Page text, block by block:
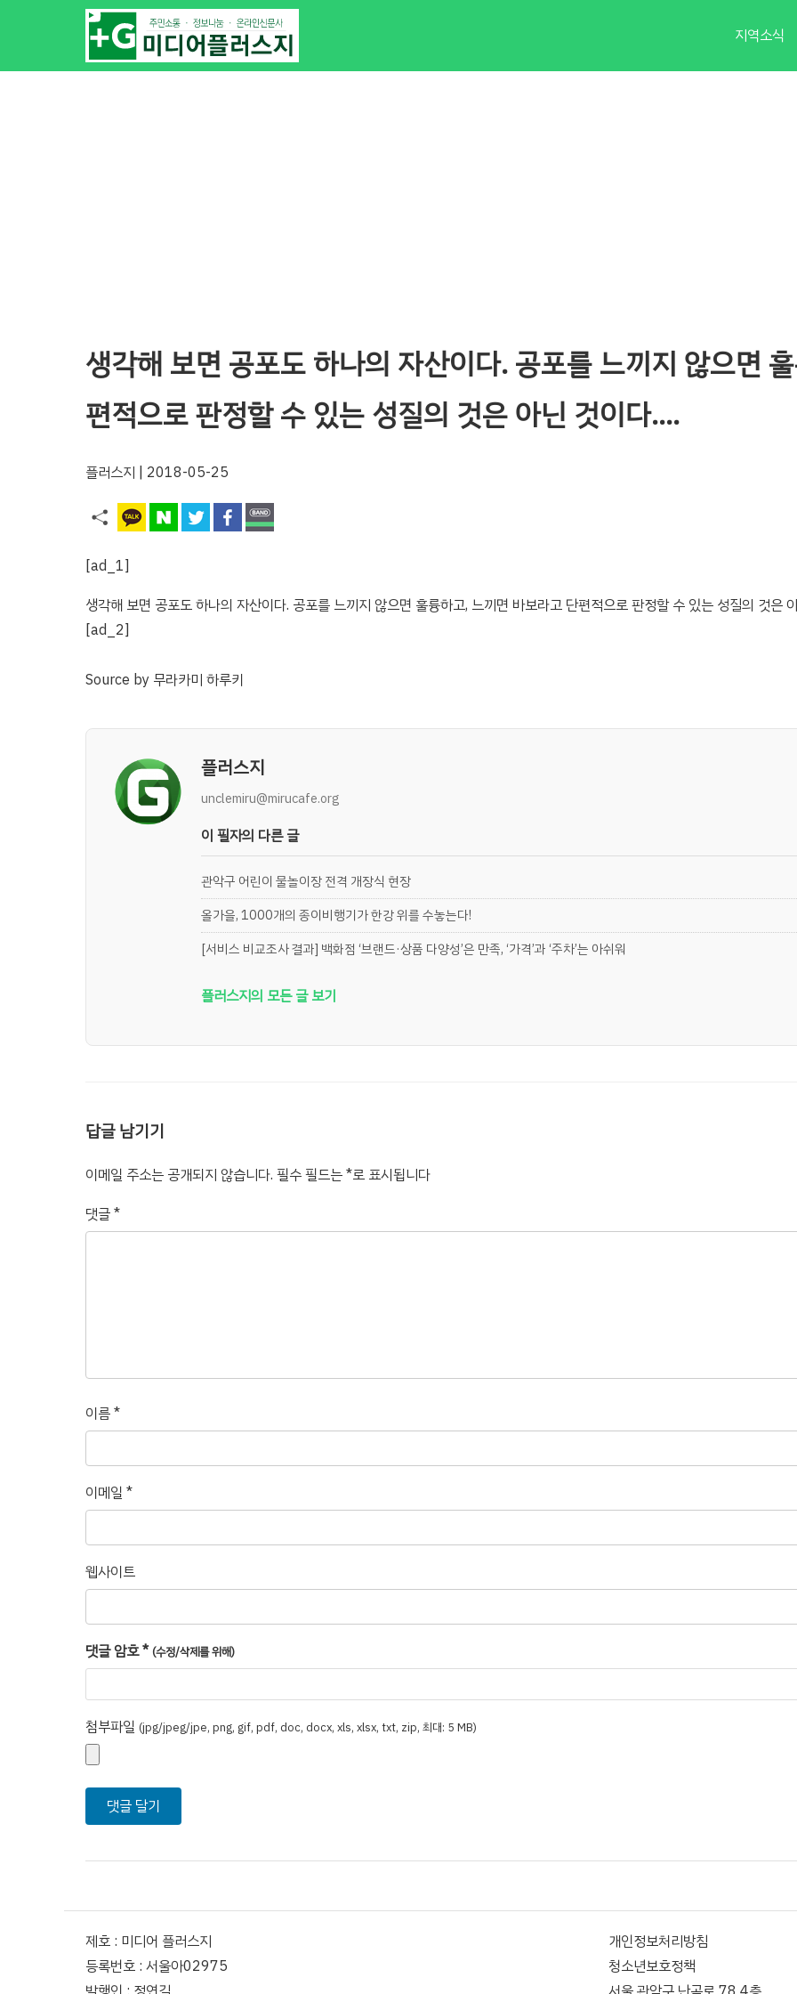
지역소식
생각해 보면 공포도 하나의 자산이다. 공포를 느끼지 않으면
편적으로 판정할 수 있는 성질의 것은 아닌 것이다….
플러스지 | 2018-05-25
[ad_1]
생각해 보면 공포도 하나의 자산이다. 공포를 느끼지 않으면 훌륭하고, 느끼면 바보라고 단편적으로 판정할 수 있는 성질의 것은
[ad_2]
Source by 무라카미 하루키
플러스지
unclemiru@mirucafe.org
이 필자의 다른 글
관악구 어린이 물놀이장 전격 개장식 현장
올가을, 1000개의 종이비행기가 한강 위를 수놓는다!
[서비스 비교조사 결과] 백화점 ‘브랜드·상품 다양성’은 만족, ‘가격’과 ‘주차’는 아쉬워
플러스지의 모든 글 보기
답글 남기기
이메일 주소는 공개되지 않습니다. 필수 필드는*로 표시됩니다
댓글*
이름*
이메일 *
웹사이트
댓글 암호* (수정/삭제를 위해)
첨부파일 (jpg/jpeg/jpe, png, gif, pdf, doc, docx, xls, xlsx, txt, zip, 최대: 5 MB)
제호 : 미디어 플러스지
등록번호 : 서울아02975
개인정보처리방침
청소년보호정책